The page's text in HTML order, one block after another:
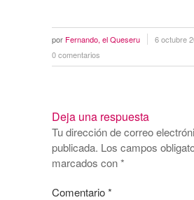
por Fernando, el Queseru
6 octubre
0 comentarios
Deja una respuesta
Tu dirección de correo
publicada. Los campos
marcados con*
Comentario*